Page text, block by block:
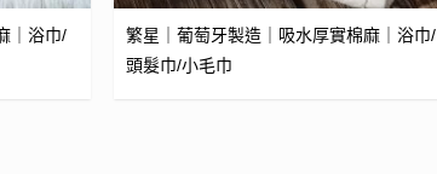
｜浴巾/
繁星｜葡萄牙製造｜吸水厚實棉麻｜浴巾/
頭髮巾/小毛巾